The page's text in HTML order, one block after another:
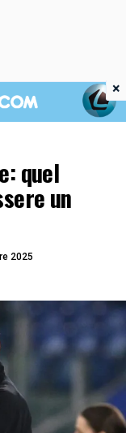
quel
un
2025
×